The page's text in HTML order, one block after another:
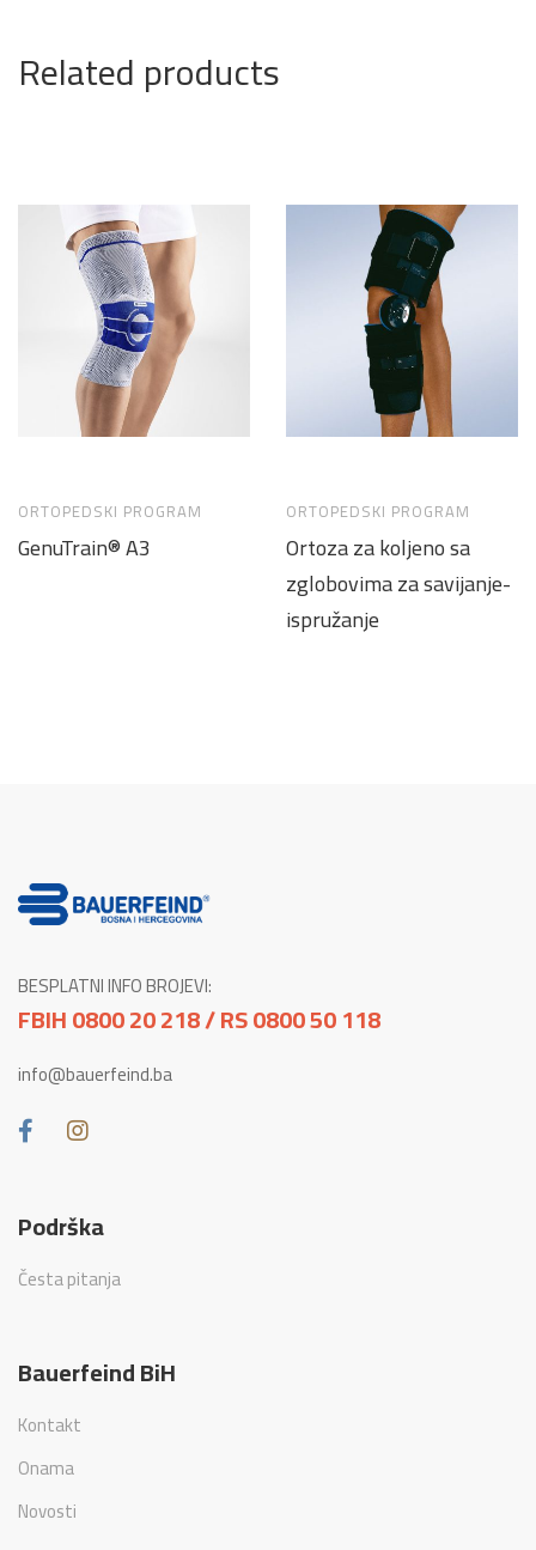
Related products
ORTOPEDSKI PROGRAM
GenuTrain® A3
ORTOPEDSKI PROGRAM
Ortoza za koljeno sa
zglobovima za savijanje-
ispružanje
BESPLATNI INFO BROJEVI:
FBIH 0800 20 218 / RS 0800 50 118
info@bauerfeind.ba
Podrška
Česta pitanja
Bauerfeind BiH
Kontakt
Onama
Novosti